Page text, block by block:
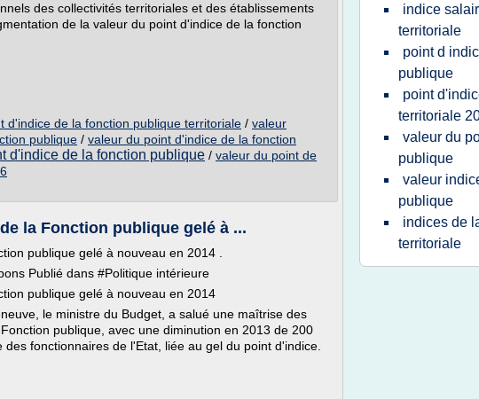
des collectivités territoriales et des établissements
de la valeur du point d'indice de la fonction
d'indice de la fonction publique territoriale / valeur
publique / valeur du point d'indice de la fonction
d'indice de la fonction publique / valeur du point de
la Fonction publique gelé à ...
publique gelé à nouveau en 2014 .
Publié dans #Politique intérieure
publique gelé à nouveau en 2014
le ministre du Budget, a salué une maîtrise des
publique, avec une diminution en 2013 de 200
fonctionnaires de l'Etat, liée au gel du point d'indice.
indice
territoriale
point d
publique
point
territoriale
valeur du
publique
valeur
publique
indices de
territoriale